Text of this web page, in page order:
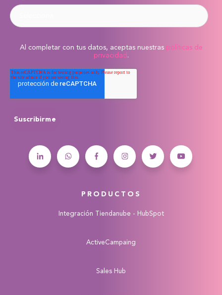
Al completar con tus datos, aceptas nuestras políticas de
privacidad .
PRODUCTOS
Integración Tiendanube - HubSpot
ActiveCampaing
Sales Hub